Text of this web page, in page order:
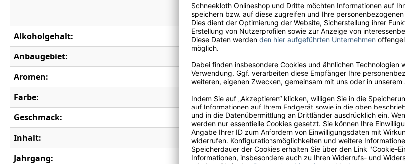
Gummiarabicum und/oder Hefe-Mannoproteine und/
(Kaliummetabisulfit)
Alkoholgehalt:
13,5 % vol.
Anbaugebiet:
Aromen:
Sauerkirsche, Veilchen, Zeder/Zigarrenkiste
Farbe:
rot
Geschmack:
trocken
Inhalt:
0,75 l
Jahrgang:
2024